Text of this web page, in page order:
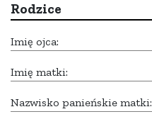
Rodzice
Imię ojca:
Imię matki:
Nazwisko panieńskie matki: